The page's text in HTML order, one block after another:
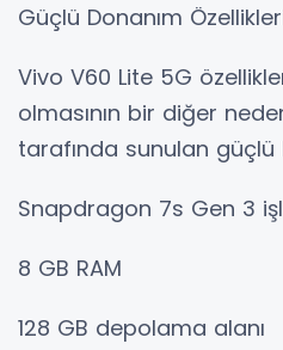
Güçlü Donanım
Vivo V60 Lite 5G
olmasının bir diğer
tarafında sunulan güçlü
Snapdragon 7s Gen 3
8 GB RAM
128 GB depolama alanı